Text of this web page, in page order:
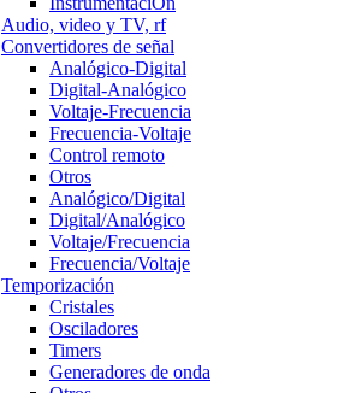
Audio, video y TV, rf
Convertidores de señal
Analógico-Digital
Digital-Analógico
Voltaje-Frecuencia
Frecuencia-Voltaje
Control remoto
Otros
Analógico/Digital
Digital/Analógico
Voltaje/Frecuencia
Frecuencia/Voltaje
Temporización
Cristales
Osciladores
Timers
Generadores de onda